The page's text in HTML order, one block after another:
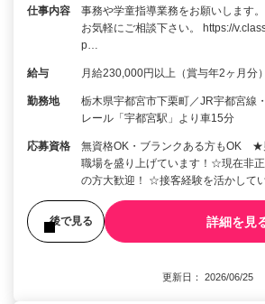
仕事内容
事務や学童指導業務をお願いします
お気軽にご相談下さい。 https://
p…
給与 月給230,000円以上（賞与年2ヶ月分）
勤務地
栃木県宇都宮市下栗町／JR宇都宮線
レール「宇都宮駅」より車15分
応募資格
無資格OK・ブランクある方もOK ★
職場を盛り上げています！☆現在非
の方大歓迎！ ☆接客経験を活かして
後で見る 詳細を見
更新日： 2026/06/25